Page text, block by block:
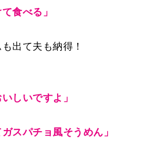
食べる」
出て夫も納得！
しいですよ」
スパチョ風そうめん」